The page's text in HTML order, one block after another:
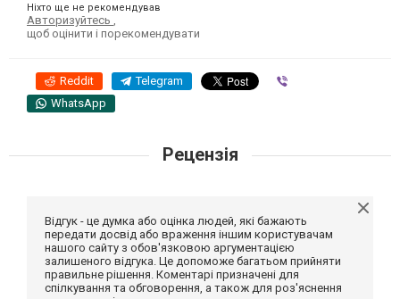
Ніхто ще не рекомендував
Авторизуйтесь
щоб оцінити і порекомендувати
Reddit Telegram
WhatsApp
Рецензія
Відгук - це думка або оцінка людей, які бажають
передати досвід або враження іншим користувачам
нашого сайту з обов'язковою аргументацією
залишеного відгука. Це допоможе багатьом прийняти
правильне рішення. Коментарі призначені для
спілкування та обговорення, а також для роз'яснення